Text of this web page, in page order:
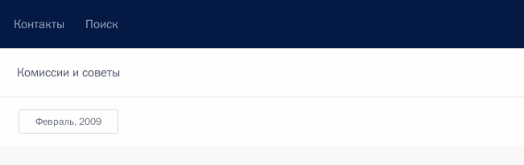
Контакты Поиск
Комиссии и советы
февраль, 2009